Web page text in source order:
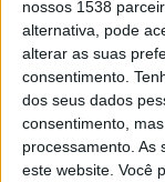
nossos 1538
alternativa, pode
alterar as suas
consentimento.
dos seus dados
consentimento,
processamento. As
este website. Você
chinês Xi Jinping,
sendo um
reflexão. Somos